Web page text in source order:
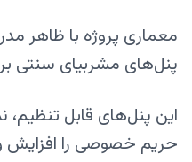
معماری پروژه با ظاهر
پنل‌های مشربیای سنتی
این پنل‌های قابل تنظیم،
حریم خصوصی را افزایش